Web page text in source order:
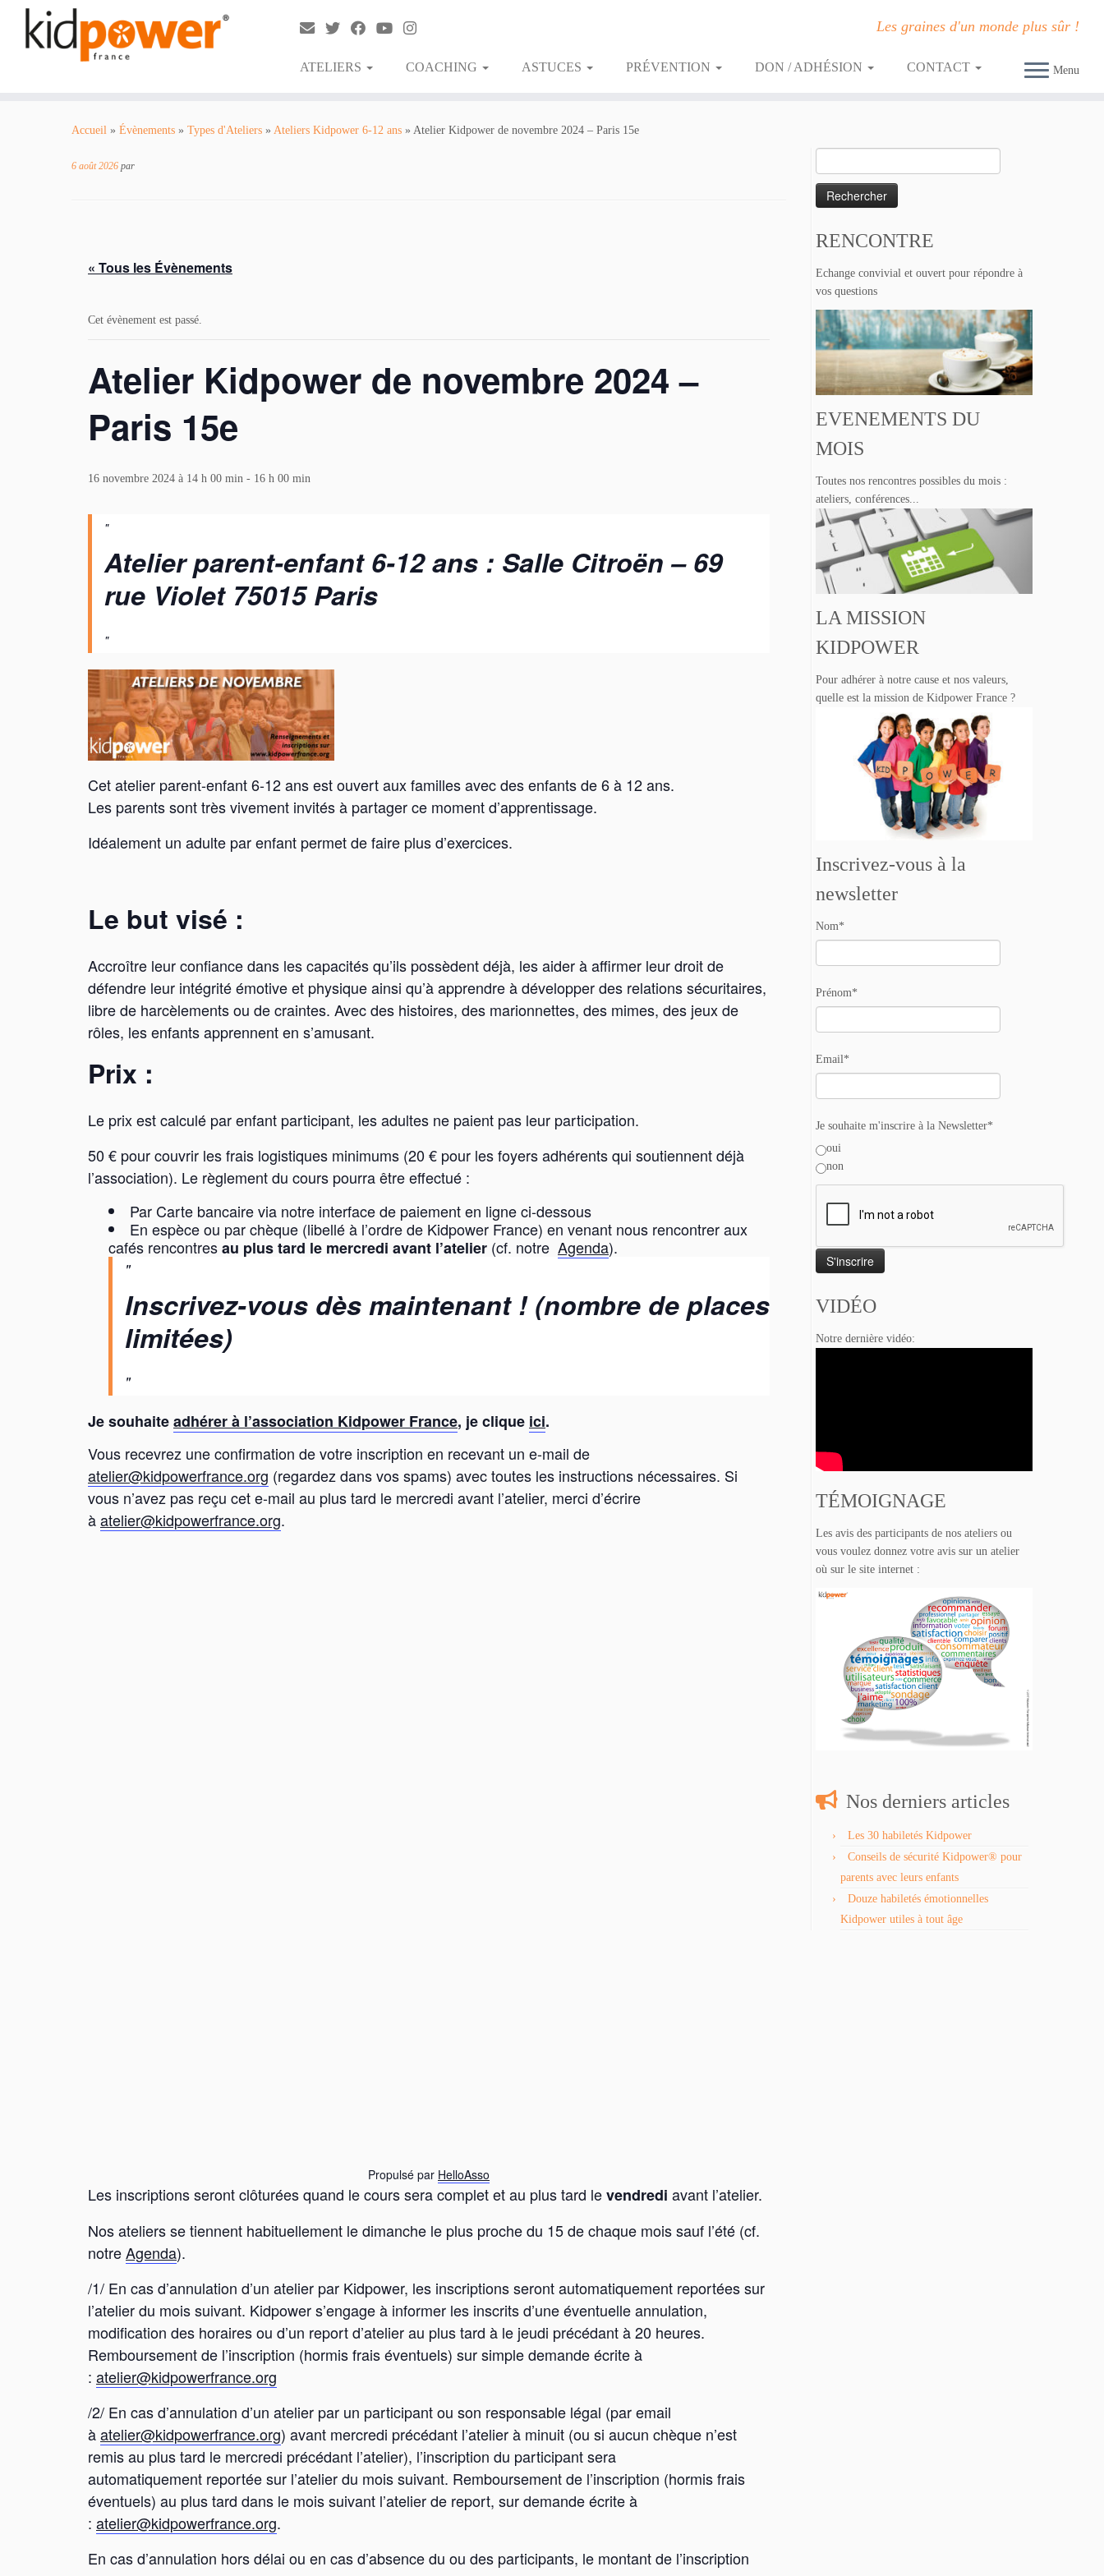
Les graines d'un monde plus sûr !
Menu
ATELIERS COACHING ASTUCES PRÉVENTION DON / ADHÉSION CONTACT
Accueil » Évènements » Types d'Ateliers » Ateliers Kidpower 6-12 ans » Atelier Kidpower de novembre 2024 – Paris 15e
6 août 2026 par
« Tous les Évènements
Cet évènement est passé.
Atelier Kidpower de novembre 2024 –
Paris 15e
16 novembre 2024 à 14 h 00 min - 16 h 00 min
Atelier parent-enfant 6-12 ans : Salle Citroën – 69
rue Violet 75015 Paris
Cet atelier parent-enfant 6-12 ans est ouvert aux familles avec des enfants de 6 à 12 ans.
Les parents sont très vivement invités à partager ce moment d’apprentissage.
Idéalement un adulte par enfant permet de faire plus d’exercices.
Le but visé :
Accroître leur confiance dans les capacités qu’ils possèdent déjà, les aider à affirmer leur droit de
défendre leur intégrité émotive et physique ainsi qu’à apprendre à développer des relations sécuritaires,
libre de harcèlements ou de craintes. Avec des histoires, des marionnettes, des mimes, des jeux de
rôles, les enfants apprennent en s’amusant.
Prix :
Le prix est calculé par enfant participant, les adultes ne paient pas leur participation.
50 € pour couvrir les frais logistiques minimums (20 € pour les foyers adhérents qui soutiennent déjà
l’association). Le règlement du cours pourra être effectué :
Par Carte bancaire via notre interface de paiement en ligne ci-dessous
En espèce ou par chèque (libellé à l’ordre de Kidpower France) en venant nous rencontrer aux
cafés rencontresau plus tard le mercredi avant l’atelier (cf. notre Agenda).
Inscrivez-vous dès maintenant ! (nombre de places
limitées)
Je souhaiteadhérer à l’association Kidpower France, je clique ici.
Vous recevrez une confirmation de votre inscription en recevant un e-mail de
atelier@kidpowerfrance.org (regardez dans vos spams) avec toutes les instructions nécessaires. Si
vous n’avez pas reçu cet e-mail au plus tard le mercredi avant l’atelier, merci d’écrire
àatelier@kidpowerfrance.org.
Propulsé par HelloAsso
Les inscriptions seront clôturées quand le cours sera complet et au plus tard levendredi avant l’atelier.
Nos ateliers se tiennent habituellement le dimanche le plus proche du 15 de chaque mois sauf l’été (cf.
notreAgenda).
/1/ En cas d’annulation d’un atelier par Kidpower, les inscriptions seront automatiquement reportées sur
l’atelier du mois suivant. Kidpower s’engage à informer les inscrits d’une éventuelle annulation,
modification des horaires ou d’un report d’atelier au plus tard à le jeudi précédant à 20 heures.
Remboursement de l’inscription (hormis frais éventuels) sur simple demande écrite à
: atelier@kidpowerfrance.org
/2/ En cas d’annulation d’un atelier par un participant ou son responsable légal (par email
àatelier@kidpowerfrance.org) avant mercredi précédant l’atelier à minuit (ou si aucun chèque n’est
remis au plus tard le mercredi précédant l’atelier), l’inscription du participant sera
automatiquement reportée sur l’atelier du mois suivant. Remboursement de l’inscription (hormis frais
éventuels) au plus tard dans le mois suivant l’atelier de report, sur demande écrite à
: atelier@kidpowerfrance.org.
En cas d’annulation hors délai ou en cas d’absence du ou des participants, le montant de l’inscription
RENCONTRE
Echange convivial et ouvert pour répondre à
vos questions
EVENEMENTS DU
MOIS
Toutes nos rencontres possibles du mois :
ateliers, conférences...
LA MISSION
KIDPOWER
Pour adhérer à notre cause et nos valeurs,
quelle est la mission de Kidpower France ?
Inscrivez-vous à la
newsletter
Nom*
Prénom*
Email*
Je souhaite m'inscrire à la Newsletter*
oui
non
VIDÉO
Notre dernière vidéo:
TÉMOIGNAGE
Les avis des participants de nos ateliers ou
vous voulez donnez votre avis sur un atelier
où sur le site internet :
Nos derniers articles
Les 30 habiletés Kidpower
Conseils de sécurité Kidpower® pour
parents avec leurs enfants
Douze habiletés émotionnelles
Kidpower utiles à tout âge